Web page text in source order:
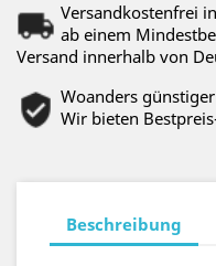
Versandkostenfrei
ab einem
Versand innerhalb von
Woanders
Wir bieten
Beschreibung